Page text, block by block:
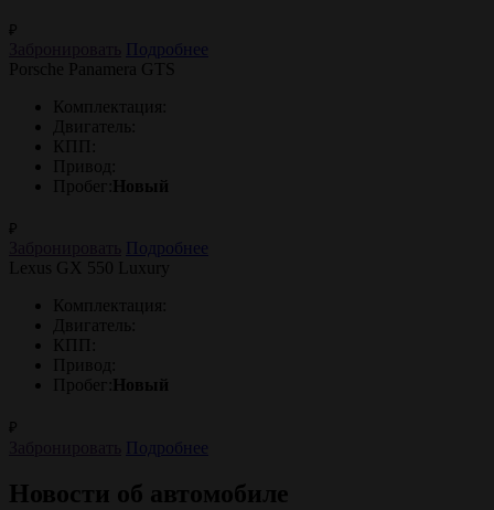
₽
Подробнее
Porsche Panamera GTS
Комплектация:
Двигатель:
КПП:
Привод:
Пробег:
Новый
₽
Подробнее
Lexus GX 550 Luxury
Комплектация:
Двигатель:
КПП:
Привод:
Пробег:
Новый
₽
Подробнее
Новости об автомобиле